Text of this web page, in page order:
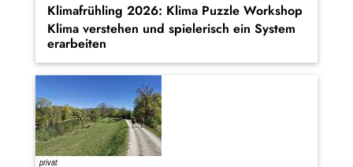
Klimafrühling 2026: Klima Puzzle Workshop
Klima verstehen und spielerisch ein System
erarbeiten